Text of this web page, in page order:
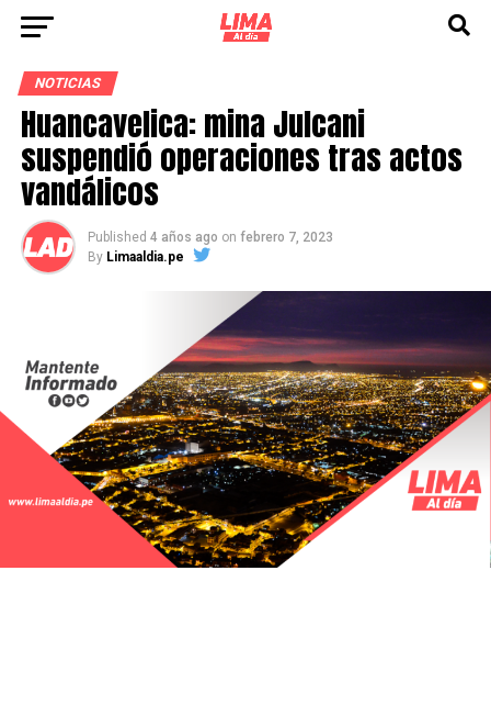
NOTICIAS
Huancavelica: mina Julcani
suspendió operaciones tras actos
vandálicos
Published 4 años ago on febrero 7, 2023
By Limaaldia.pe